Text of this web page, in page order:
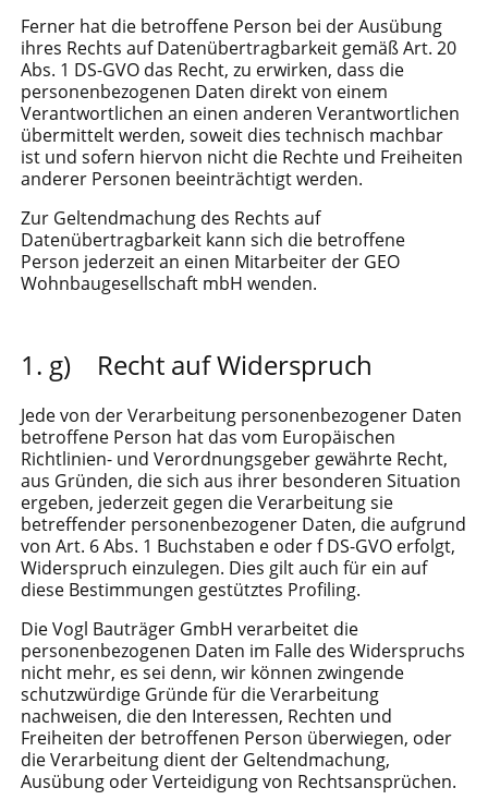
Ferner hat die betroffene Person bei der Ausübung
ihres Rechts auf Datenübertragbarkeit gemäß Art. 20
Abs. 1 DS-GVO das Recht, zu erwirken, dass die
personenbezogenen Daten direkt von einem
Verantwortlichen an einen anderen Verantwortlichen
übermittelt werden, soweit dies technisch machbar
ist und sofern hiervon nicht die Rechte und Freiheiten
anderer Personen beeinträchtigt werden.
Zur Geltendmachung des Rechts auf
Datenübertragbarkeit kann sich die betroffene
Person jederzeit an einen Mitarbeiter der GEO
Wohnbaugesellschaft mbH wenden.
g) Recht auf Widerspruch
Jede von der Verarbeitung personenbezogener Daten
betroffene Person hat das vom Europäischen
Richtlinien- und Verordnungsgeber gewährte Recht,
aus Gründen, die sich aus ihrer besonderen Situation
ergeben, jederzeit gegen die Verarbeitung sie
betreffender personenbezogener Daten, die aufgrund
von Art. 6 Abs. 1 Buchstaben e oder f DS-GVO erfolgt,
Widerspruch einzulegen. Dies gilt auch für ein auf
diese Bestimmungen gestütztes Profiling.
Die Vogl Bauträger GmbH verarbeitet die
personenbezogenen Daten im Falle des Widerspruchs
nicht mehr, es sei denn, wir können zwingende
schutzwürdige Gründe für die Verarbeitung
nachweisen, die den Interessen, Rechten und
Freiheiten der betroffenen Person überwiegen, oder
die Verarbeitung dient der Geltendmachung,
Ausübung oder Verteidigung von Rechtsansprüchen.